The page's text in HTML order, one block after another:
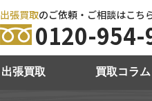
出張買取のご依頼・ご相談はこち
0120-954-
出張買取 買取コラム